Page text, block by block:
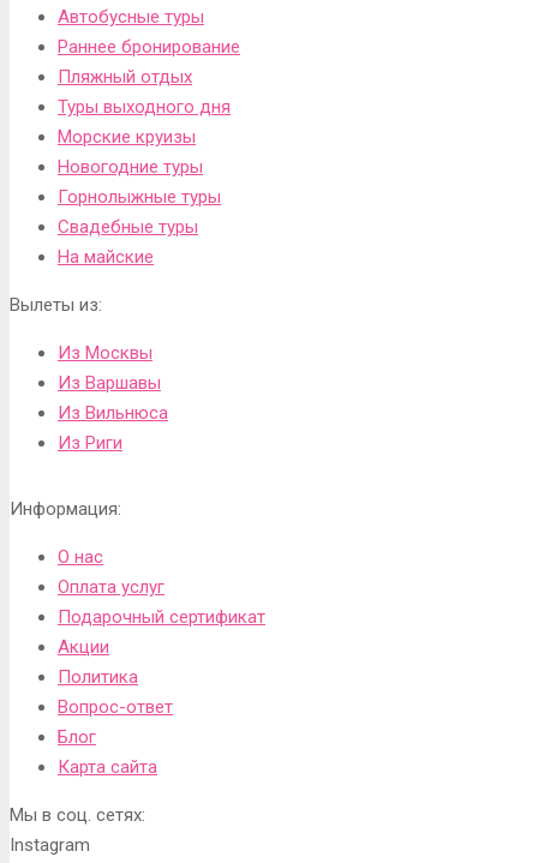
Автобусные туры
Раннее бронирование
Пляжный отдых
Туры выходного дня
Морские круизы
Новогодние туры
Горнолыжные туры
Свадебные туры
На майские
Вылеты из:
Из Москвы
Из Варшавы
Из Вильнюса
Из Риги
Информация:
О нас
Оплата услуг
Подарочный сертификат
Акции
Политика
Вопрос-ответ
Блог
Карта сайта
Мы в соц. сетях:
Instagram